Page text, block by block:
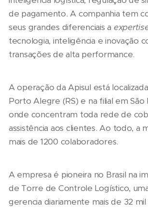
de pagamento. A companhia tem
seus grandes diferenciais a
tecnologia, inteligência e inovação
transações de alta performance.
A operação da Apisul está
Porto Alegre (RS) e na filial em São
onde concentram toda rede de
assistência aos clientes. Ao todo, a
mais de 1200 colaboradores.
A empresa é pioneira no Brasil na
de Torre de Controle Logístico,
gerencia diariamente mais de 32